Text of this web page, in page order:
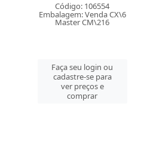
Código: 106602
Embalagem: Venda CX\12
Master CM\864
Faça seu login ou
cadastre-se para
ver preços e
comprar